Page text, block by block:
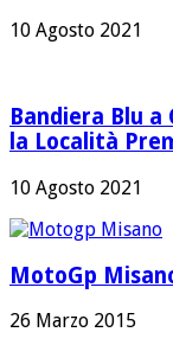
10 Agosto 2021
Bandiera Blu
la Località
10 Agosto 2021
MotoGp
26 Marzo 2015